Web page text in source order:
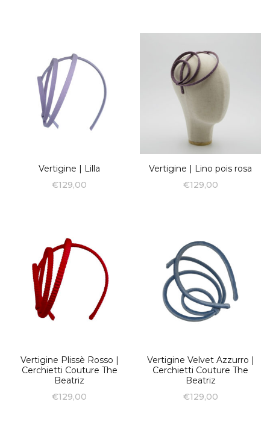
Vertigine | Lilla
€129,00
Vertigine | Lino pois rosa
€129,00
Vertigine Plissè Rosso |
Cerchietti Couture The
Beatriz
€129,00
Vertigine Velvet Azzurro |
Cerchietti Couture The
Beatriz
€129,00